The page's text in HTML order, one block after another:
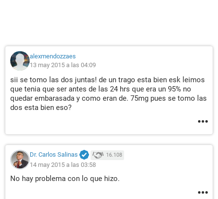
alexmendozzaes
13 may 2015 a las 04:09
sii se tomo las dos juntas! de un trago esta bien esk leimos
que tenia que ser antes de las 24 hrs que era un 95% no
quedar embarasada y como eran de. 75mg pues se tomo las
dos esta bien eso?
Dr. Carlos Salinas 16.108
14 may 2015 a las 03:58
No hay problema con lo que hizo.